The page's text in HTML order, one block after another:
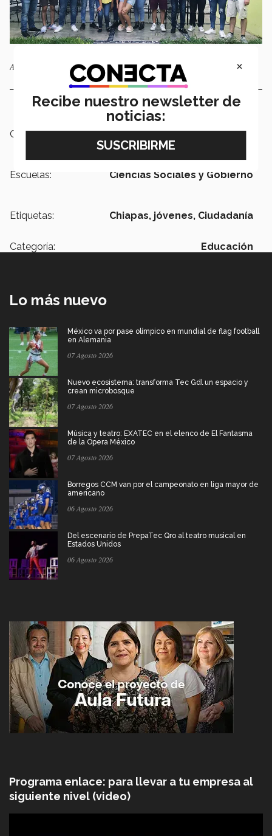
Algunos de los integrantes del Consejo Juvenil Ciudadano
Campus: Chiapas
Escuelas: Ciencias Sociales y Gobierno
Etiquetas: Chiapas, jóvenes, Ciudadanía
Categoría: Educación
Lo más nuevo
México va por pase olímpico en mundial de flag football
en Alemania
07 Agosto 2026
Nuevo ecosistema: transforma Tec Gdl un espacio y
crean microbosque
07 Agosto 2026
Música y teatro: EXATEC en el elenco de El Fantasma
de la Ópera México
07 Agosto 2026
Borregos CCM van por el campeonato en liga mayor de
americano
06 Agosto 2026
Del escenario de PrepaTec Qro al teatro musical en
Estados Unidos
06 Agosto 2026
Programa enlace: para llevar a tu empresa al
siguiente nivel (video)
×
Recibe nuestro newsletter de
noticias: